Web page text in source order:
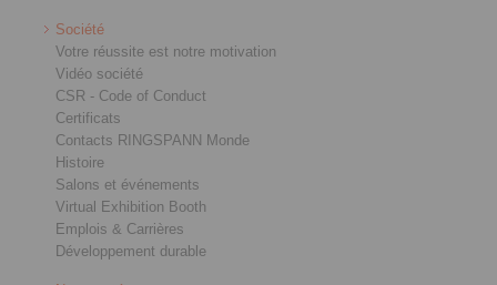
Société
Votre réussite est notre motivation
Vidéo société
CSR - Code of Conduct
Certificats
Contacts RINGSPANN Monde
Histoire
Salons et événements
Virtual Exhibition Booth
Emplois & Carrières
Développement durable